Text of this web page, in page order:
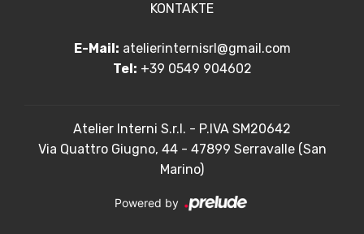
KONTAKTE
E-Mail: atelierinternisrl@gmail.com
Tel: +39 0549 904602
Atelier Interni S.r.l. - P.IVA SM20642
Via Quattro Giugno, 44 - 47899 Serravalle (San
Marino)
Powered by